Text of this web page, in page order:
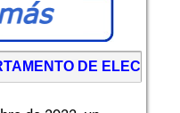
DE